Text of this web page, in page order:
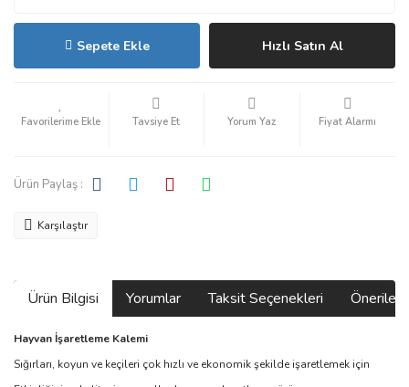
Sepete Ekle Hızlı Satın Al
Tavsiye Et Yorum Yaz Fiyat Alarmı
Ürün Paylaş :
Karşılaştır
Ürün Bilgisi Yorumlar Taksit Seçenekleri
Hayvan İşaretleme Kalemi
Sığırları, koyun ve keçileri çok hızlı ve ekonomik şekilde işaretlemek için